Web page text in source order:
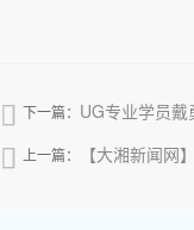
 下一篇： UG专业学员
 上一篇： 【大湘新闻